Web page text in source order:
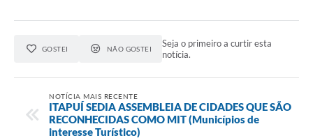
GOSTEI NÃO GOSTEI
Seja o primeiro a curtir esta
notícia.
NOTÍCIA MAIS RECENTE
ITAPUÍ SEDIA ASSEMBLEIA DE CIDADES QUE SÃO
RECONHECIDAS COMO MIT (Municípios de
interesse Turístico)